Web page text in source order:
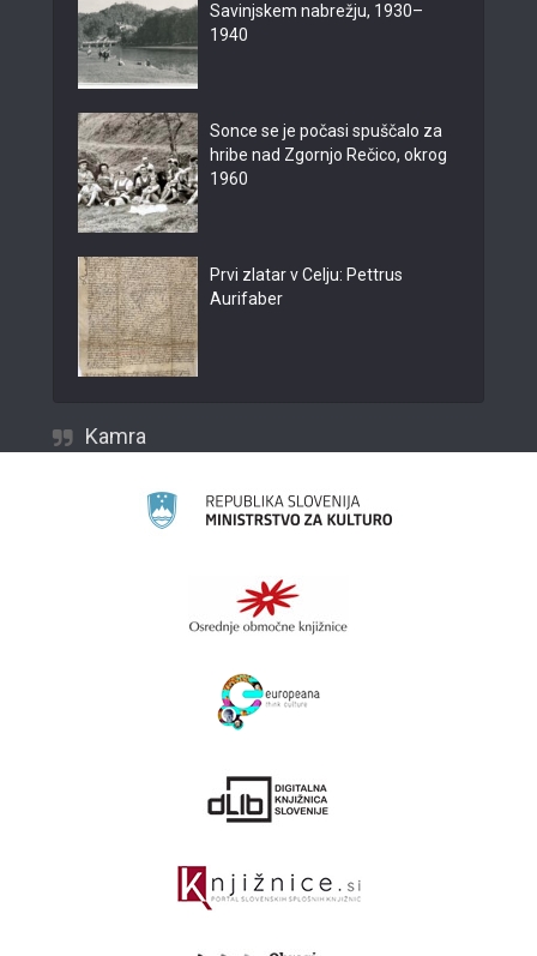
Savinjskem nabrežju, 1930–
1940
Sonce se je počasi spuščalo za
hribe nad Zgornjo Rečico, okrog
1960
Prvi zlatar v Celju: Pettrus
Aurifaber
Kamra